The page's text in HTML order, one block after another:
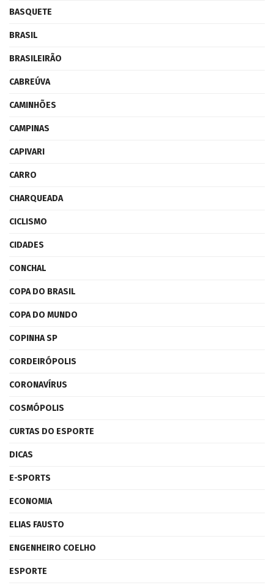
BASQUETE
BRASIL
BRASILEIRÃO
CABREÚVA
CAMINHÕES
CAMPINAS
CAPIVARI
CARRO
CHARQUEADA
CICLISMO
CIDADES
CONCHAL
COPA DO BRASIL
COPA DO MUNDO
COPINHA SP
CORDEIRÓPOLIS
CORONAVÍRUS
COSMÓPOLIS
CURTAS DO ESPORTE
DICAS
E-SPORTS
ECONOMIA
ELIAS FAUSTO
ENGENHEIRO COELHO
ESPORTE